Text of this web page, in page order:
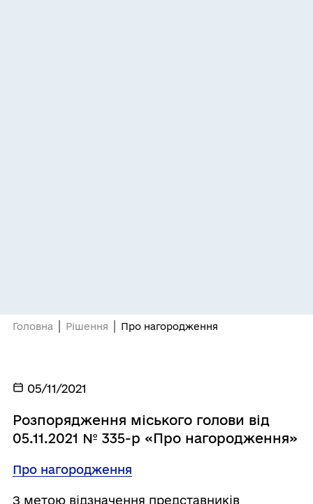
Головна Рішення Про нагородження
05/11/2021
Розпорядження міського голови від
05.11.2021 № 335-р «Про нагородження»
Про нагородження
З метою відзначення представників